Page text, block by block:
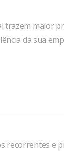
trazem maior
da sua
recorrentes e